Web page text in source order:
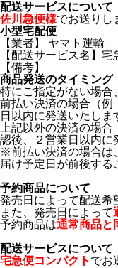
配送サービスについて
佐川急便様でお送りし
小型宅配便
【業者】 ヤマト運輸
【配送サービス名】宅
【備考】
商品発送のタイミング
特にご指定がない場合、
前払い決済の場合（
日以内に発送いたしま
上記以外の決済の場
認後、２営業日以内に
※前払い決済の場合は
届け予定日が前後する
予約商品について
発売日によって配送希
また、発売日によって
予約商品は通常商品と
配送サービスについて
宅急便コンパクト でお